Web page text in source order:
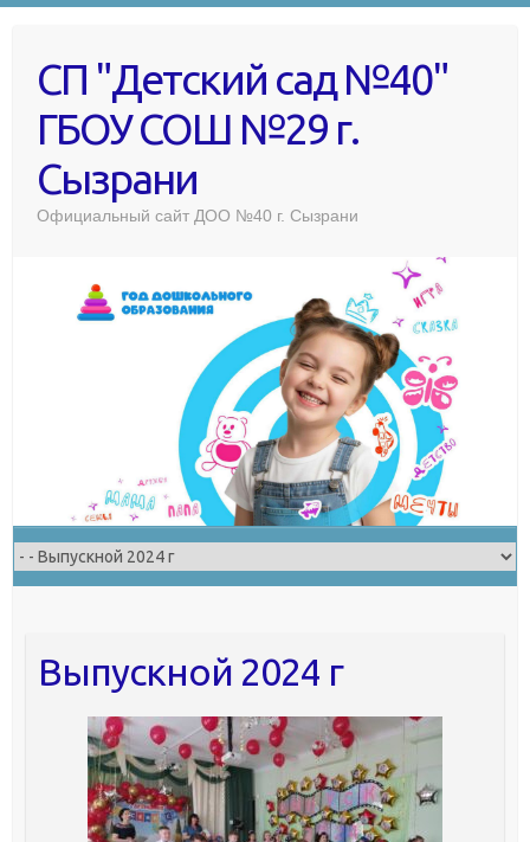
СП "Детский сад №40"
ГБОУ СОШ №29 г.
Сызрани
Официальный сайт ДОО №40 г. Сызрани
Выпускной 2024 г